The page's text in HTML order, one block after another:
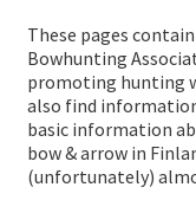
Liitto
Metsästys
Materiaali
These pages
Bowhunting
promoting hunting
also find
basic information
bow & arrow in
(unfortunately)